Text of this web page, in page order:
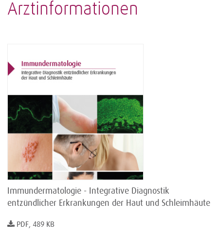
Arztinformationen
Immundermatologie - Integrative Diagnostik
entzündlicher Erkrankungen der Haut und Schleimhäute
PDF, 489 KB